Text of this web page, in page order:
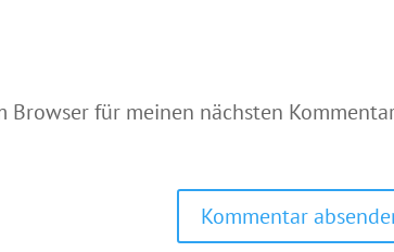
Browser für meinen nächsten